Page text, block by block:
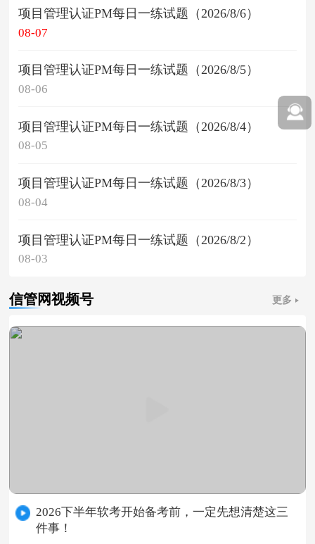
项目管理认证PM每日一练试题（2026/8/6）
08-07
项目管理认证PM每日一练试题（2026/8/5）
08-06
项目管理认证PM每日一练试题（2026/8/4）
08-05
项目管理认证PM每日一练试题（2026/8/3）
08-04
项目管理认证PM每日一练试题（2026/8/2）
08-03
信管网视频号 更多
2026下半年软考开始备考前，一定先想清楚这三
件事！